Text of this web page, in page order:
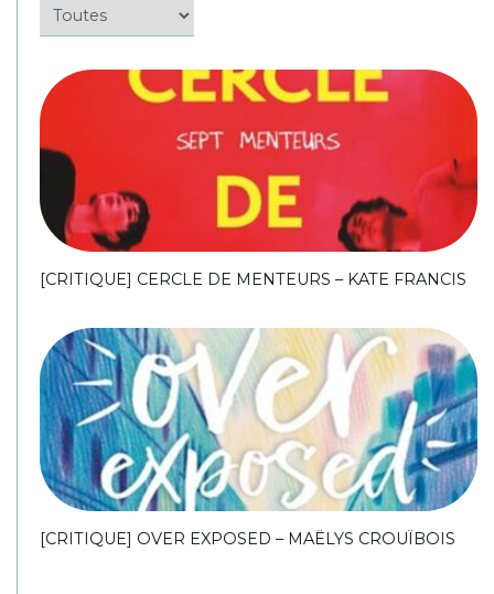
[CRITIQUE] CERCLE DE MENTEURS – KATE FRANCIS
[CRITIQUE] OVER EXPOSED – MAËLYS CROUÏBOIS